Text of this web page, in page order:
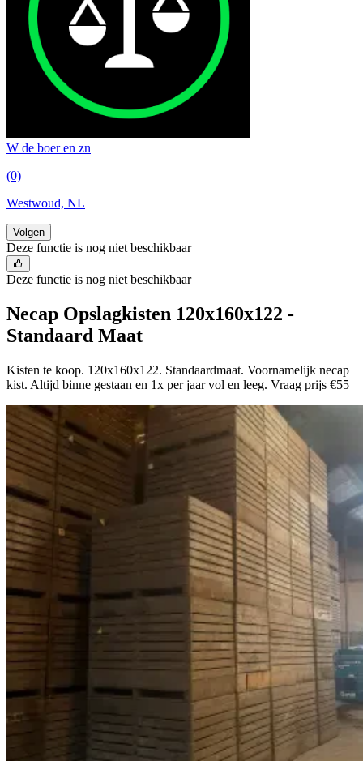
W de boer en zn
(0)
Westwoud, NL
Volgen
Deze functie is nog niet beschikbaar
Deze functie is nog niet beschikbaar
Necap Opslagkisten 120x160x122 -
Standaard Maat
Kisten te koop. 120x160x122. Standaardmaat. Voornamelijk necap
kist. Altijd binne gestaan en 1x per jaar vol en leeg. Vraag prijs €55